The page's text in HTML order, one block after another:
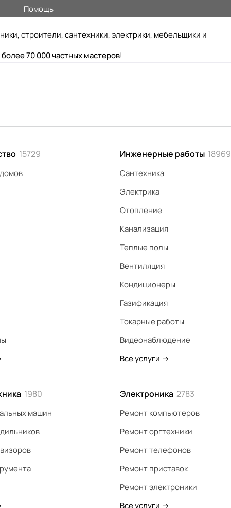
Помощь
строители, сантехники, электрики, мебельщики и
более 70 000 частных мастеров!
15729 Инженерные работы 18969
Сантехника
Электрика
Отопление
Канализация
Теплые полы
Вентиляция
Кондиционеры
Газификация
Токарные работы
Видеонаблюдение
Все услуги ->
1980
машин
Электроника 2783
Ремонт компьютеров
Ремонт оргтехники
Ремонт телефонов
Ремонт приставок
Ремонт электроники
Все услуги ->